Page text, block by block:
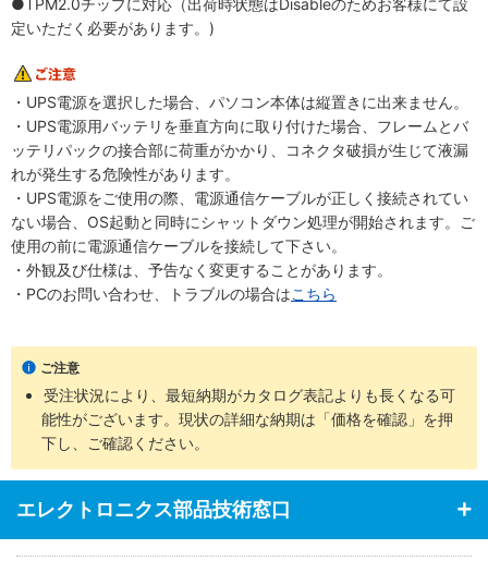
定いただく必要があります。)
・UPS電源を選択した場合、パソコン本体は縦置きに出来ません。
・UPS電源用バッテリを垂直方向に取り付けた場合、フレームとバ
ッテリパックの接合部に荷重がかかり、コネクタ破損が生じて液漏
れが発生する危険性があります。
・UPS電源をご使用の際、電源通信ケーブルが正しく接続されてい
ない場合、OS起動と同時にシャットダウン処理が開始されます。ご
使用の前に電源通信ケーブルを接続して下さい。
・外観及び仕様は、予告なく変更することがあります。
・PCのお問い合わせ、トラブルの場合はこちら
ご注意
受注状況により、最短納期がカタログ表記よりも長くなる可
能性がございます。現状の詳細な納期は「価格を確認」を押
下し、ご確認ください。
エレクトロニクス部品技術窓口